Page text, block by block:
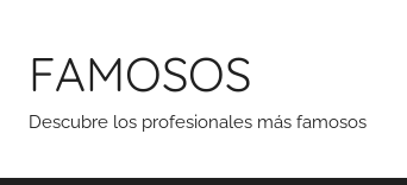
contenido
FAMOSOS
Descubre los profesionales más famosos